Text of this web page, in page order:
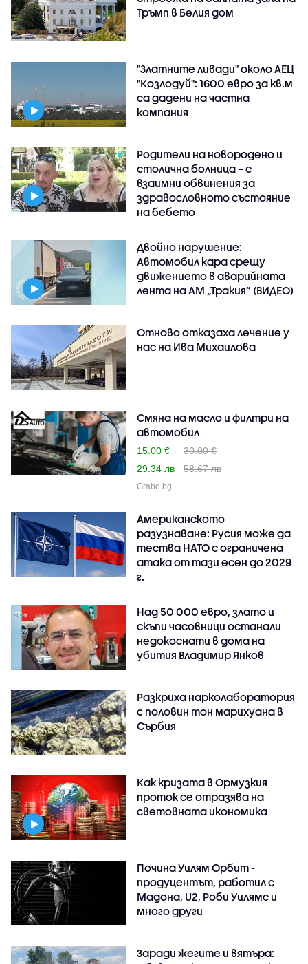
Тръмп в Белия дом
"Златните ливади" около АЕЦ
"Козлодуй": 1600 евро за кв.м
са дадени на частна
компания
Родители на новородено и
столична болница – с
взаимни обвинения за
здравословното състояние
на бебето
Двойно нарушение:
Автомобил кара срещу
движението в аварийната
лента на АМ „Тракия” (ВИДЕО)
Отново отказаха лечение у
нас на Ива Михаилова
Смяна на масло и филтри на
автомобил
15.00 €
30.00 €
29.34 лв
58.67 лв
Grabo.bg
Американското
разузнаване: Русия може да
тества НАТО с ограничена
атака от тази есен до 2029
г.
Над 50 000 евро, злато и
скъпи часовници останали
недокоснати в дома на
убития Владимир Янков
Разкриха нарколаборатория
с половин тон марихуана в
Сърбия
Как кризата в Ормузкия
проток се отразява на
световната икономика
Почина Уилям Орбит -
продуцентът, работил с
Мадона, U2, Роби Уилямс и
много други
Заради жегите и вятъра: